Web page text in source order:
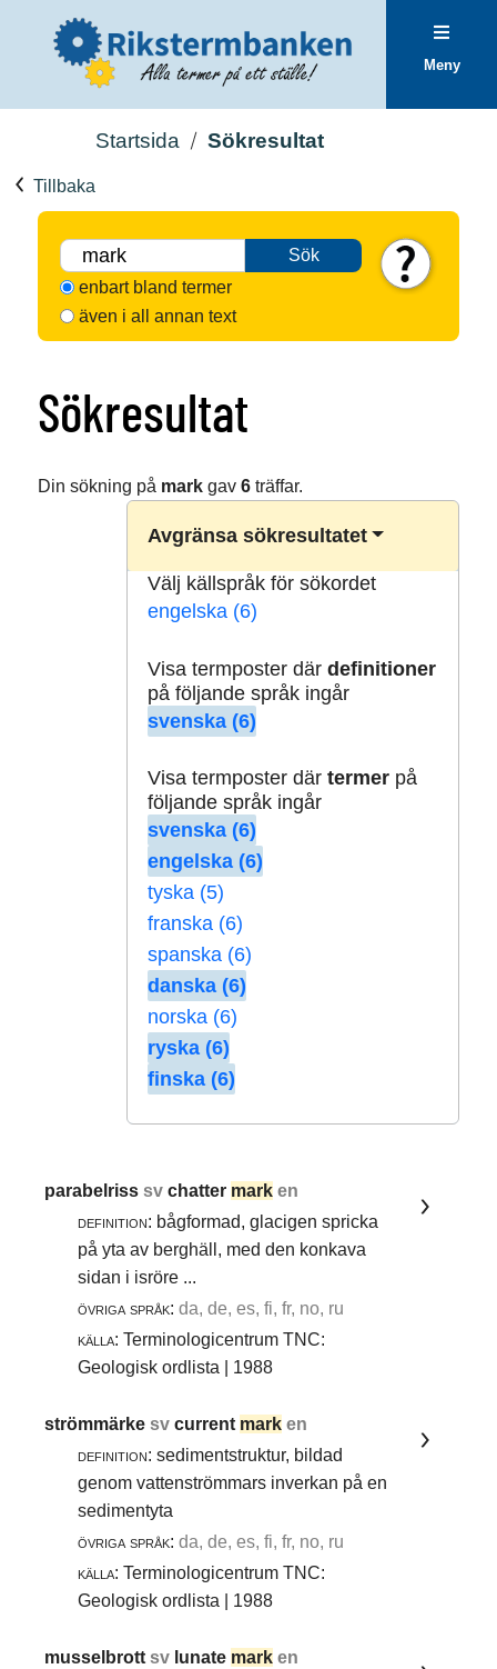
Meny
Startsida Sökresultat
Tillbaka
Sök
enbart bland termer
även i all annan text
Sökresultat
Din sökning på markgav 6träffar.
Avgränsa sökresultatet
Välj källspråk för sökordet
engelska (6)
Visa termposter där definitioner
på följande språk ingår
svenska (6)
Visa termposter där termerpå
följande språk ingår
svenska (6)
engelska (6)
tyska (5)
franska (6)
spanska (6)
danska (6)
norska (6)
ryska (6)
finska (6)
parabelrisssvchatter mark en
definition: bågformad, glacigen spricka
på yta av berghäll, med den konkava
sidan i isröre ...
övriga språk: da, de, es, fi, fr, no, ru
källa: Terminologicentrum TNC:
Geologisk ordlista | 1988
strömmärkesvcurrent mark en
definition: sedimentstruktur, bildad
genom vattenströmmars inverkan på en
sedimentyta
övriga språk: da, de, es, fi, fr, no, ru
källa: Terminologicentrum TNC:
Geologisk ordlista | 1988
musselbrottsv lunate mark en